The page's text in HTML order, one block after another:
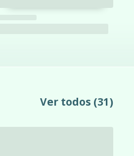
Ver todos (31)